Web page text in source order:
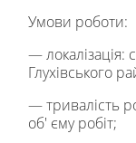
Умови роботи:
—
Глухівського
— тривалість
об' єму робіт;